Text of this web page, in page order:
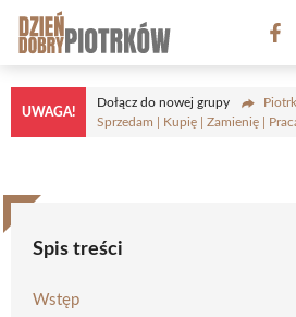
treści
UWAGA!
Dołącz do nowej grupy
Sprzedam | Kupię | Zamienię |
Spis treści
Wstęp